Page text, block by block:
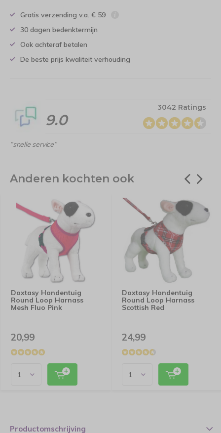
Gratis verzending v.a. € 59
30 dagen bedenktermijn
Ook achteraf betalen
De beste prijs kwaliteit verhouding
9.0
3042 Ratings
“snelle service”
Anderen kochten ook
Doxtasy Hondentuig
Round Loop Harnass
Mesh Fluo Pink
20,99
Doxtasy Hondentuig
Round Loop Harnass
Scottish Red
24,99
Productomschrijving